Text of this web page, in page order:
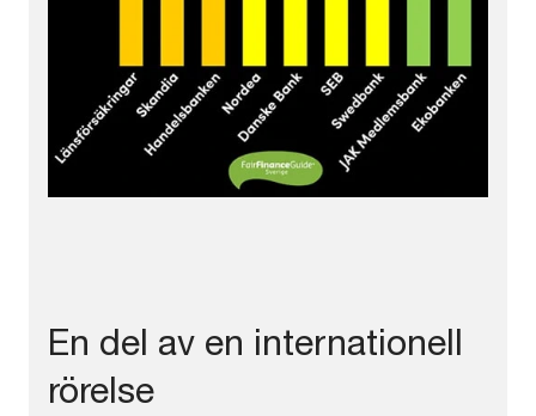
En del av en internationell
rörelse